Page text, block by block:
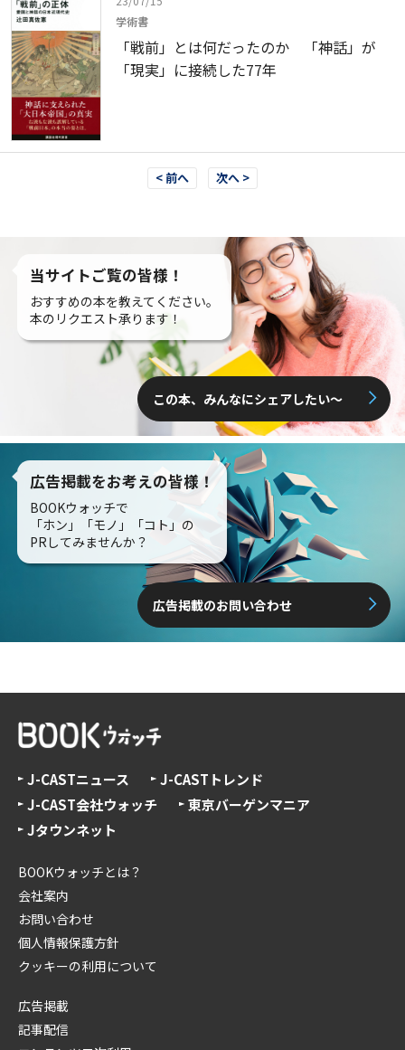
学術書
「戦前」とは何だったのか 「神話」が
「現実」に接続した77年
< 前へ 次へ >
当サイトご覧の皆様！
おすすめの本を教えてください。
本のリクエスト承ります！
この本、みんなにシェアしたい〜
広告掲載をお考えの皆様！
BOOKウォッチで
「ホン」「モノ」「コト」の
PRしてみませんか？
広告掲載のお問い合わせ
J-CASTニュース
J-CASTトレンド
J-CAST会社ウォッチ
東京バーゲンマニア
Jタウンネット
BOOKウォッチとは？
会社案内
お問い合わせ
個人情報保護方針
クッキーの利用について
広告掲載
記事配信